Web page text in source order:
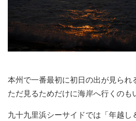
本州で一番最初に初日の出が見られ
ただ見るためだけに海岸へ行くのも
九十九里浜シーサイドでは「年越し